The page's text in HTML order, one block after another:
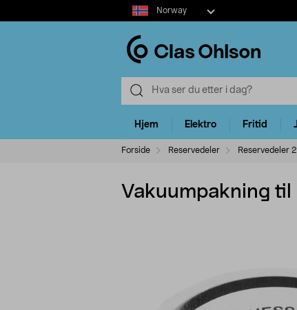
Select
market
Norway
Hjem Elektro Fritid
Forside Reservedeler Reservedeler 2
Vakuumpakning